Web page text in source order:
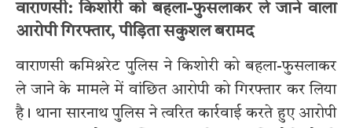
वाराणसी: किशोरी को बहला-फुसलाकर ले जाने वाला
आरोपी गिरफ्तार, पीड़िता सकुशल बरामद
वाराणसी कमिश्नरेट पुलिस ने किशोरी को बहला-फुसलाकर
ले जाने के मामले में वांछित आरोपी को गिरफ्तार कर लिया
है। थाना सारनाथ पुलिस ने त्वरित कार्रवाई करते हुए आरोपी